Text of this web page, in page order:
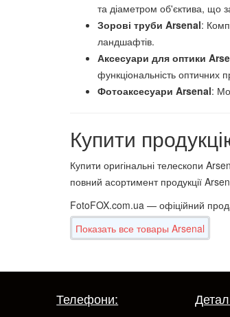
та діаметром об'єктива, що
Зорові труби Arsenal:
ландшафтів.
Аксесуари для оптики
функціональність оптичних
Фотоаксесуари Arsenal:
Купити
Купити оригінальні телескопи
повний асортимент продукції
FotoFOX.com.ua — офіційний
Показать все товары Arsenal
Телефони: